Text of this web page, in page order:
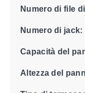
Numero di file
Numero di jack:
Capacità del
Altezza del